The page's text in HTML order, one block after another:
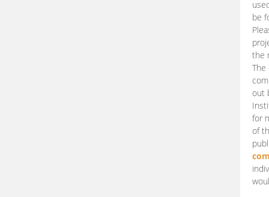
be
the
The
out
for
of